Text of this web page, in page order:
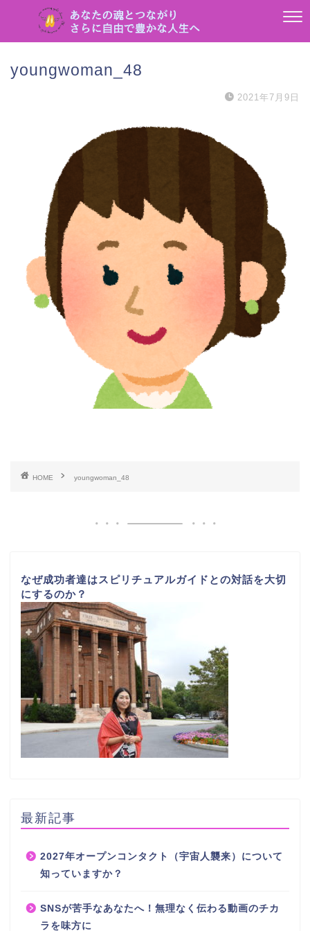
youngwoman_48
2021年7月9日
HOME youngwoman_48
なぜ成功者達はスピリチュアルガイドとの対話を大切
にするのか？
最新記事
2027年オープンコンタクト（宇宙人襲来）について
知っていますか？
SNSが苦手なあなたへ！無理なく伝わる動画のチカ
ラを味方に